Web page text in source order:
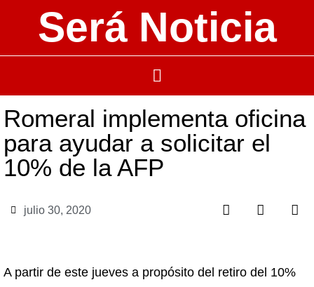
Será Noticia
Romeral implementa oficina
para ayudar a solicitar el
10% de la AFP
julio 30, 2020
A partir de este jueves a propósito del retiro del 10%